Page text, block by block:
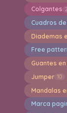
Colgantes
Cuadros
Diademas
Free
Guantes
Jumper 10
Mandalas
Marca